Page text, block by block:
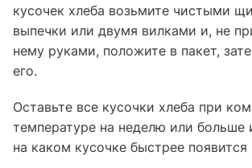
кусочек хлеба возьмите чистыми
выпечки или двумя вилками и, не
нему руками, положите в пакет,
его.
Оставьте все кусочки хлеба при
температуре на неделю или больше
на каком кусочке быстрее появится